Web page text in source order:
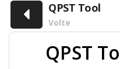
QPST Tool
Volte
QPST